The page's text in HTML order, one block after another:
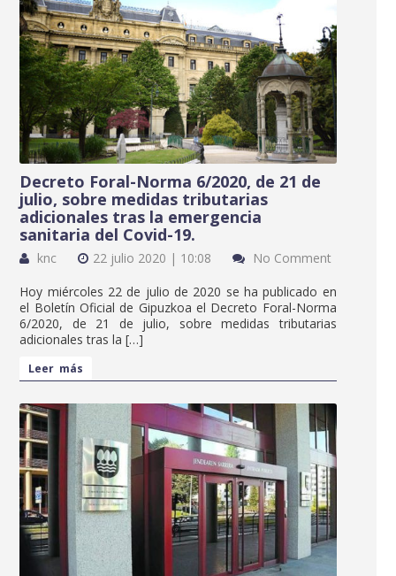
Decreto Foral-Norma 6/2020, de 21 de
julio, sobre medidas tributarias
adicionales tras la emergencia
sanitaria del Covid-19.
knc 22 julio 2020 | 10:08
No Comment
Hoy miércoles 22 de julio de 2020 se ha publicado en
el Boletín Oficial de Gipuzkoa el Decreto Foral-Norma
6/2020, de 21 de julio, sobre medidas tributarias
adicionales tras la […]
Leer más